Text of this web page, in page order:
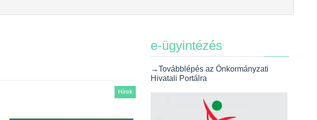
Hírek
e-ügyintézés
→Továbblépés az Önkormányzati
Hivatali Portálra